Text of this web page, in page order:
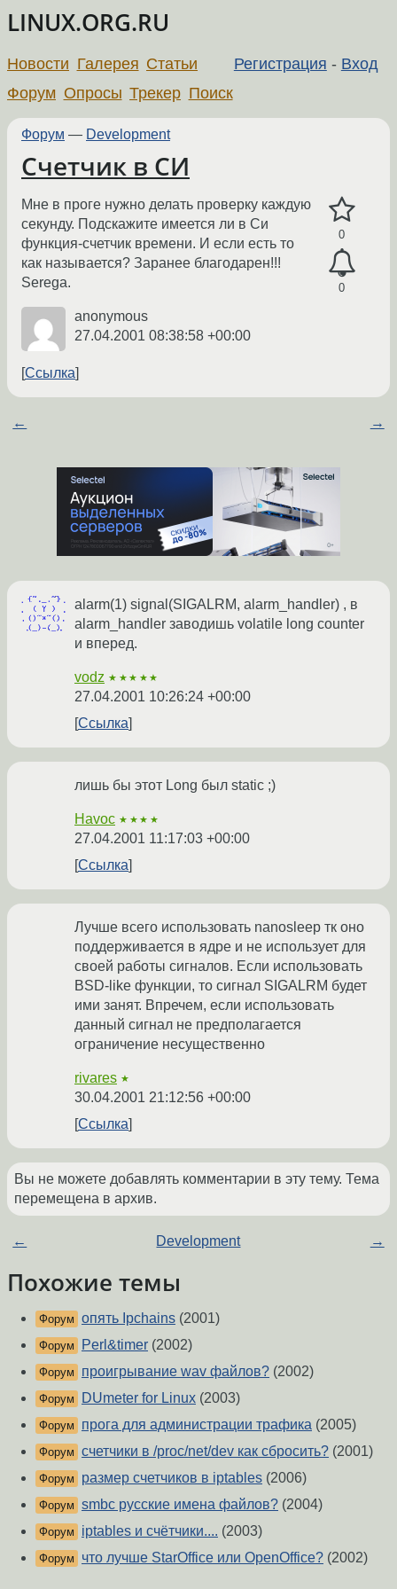
LINUX.ORG.RU
Регистрация - Вход
Новости Галерея Статьи
Форум Опросы Трекер Поиск
Форум — Development
Счетчик в СИ
0
0
Мне в проге нужно делать проверку каждую
секунду. Подскажите имеется ли в Си
функция-счетчик времени. И если есть то
как называется? Заранее благодарен!!!
Serega.
anonymous
27.04.2001 08:38:58 +00:00
Ссылка
← →
alarm(1) signal(SIGALRM, alarm_handler) , в
alarm_handler заводишь volatile long counter
и вперед.
vodz ★★★★★
27.04.2001 10:26:24 +00:00
Ссылка
лишь бы этот Long был static ;)
Havoc ★★★★
27.04.2001 11:17:03 +00:00
Ссылка
Лучше всего использовать nanosleep тк оно
поддерживается в ядре и не использует для
своей работы сигналов. Если использовать
BSD-like функции, то сигнал SIGALRM будет
ими занят. Впречем, если использовать
данный сигнал не предполагается
ограничение несущественно
rivares ★
30.04.2001 21:12:56 +00:00
Ссылка
Вы не можете добавлять комментарии в эту тему. Тема
перемещена в архив.
← Development →
Похожие темы
Форум опять Ipchains (2001)
Форум Perl&timer (2002)
Форум проигрывание wav файлов? (2002)
Форум DUmeter for Linux (2003)
Форум прога для администрации трафика (2005)
Форум счетчики в /proc/net/dev как сбросить? (2001)
Форум размер счетчиков в iptables (2006)
Форум smbc русские имена файлов? (2004)
Форум iptables и счётчики.... (2003)
Форум что лучше StarOffice или OpenOffice? (2002)